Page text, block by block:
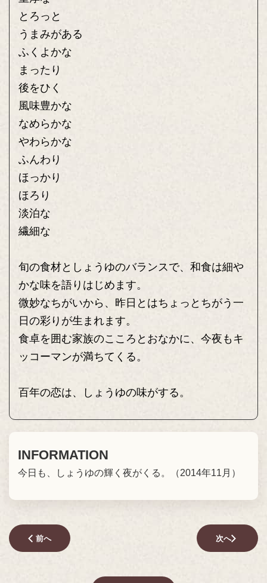
とろっと
うまみがある
ふくよかな
まったり
後をひく
風味豊かな
なめらかな
やわらかな
ふんわり
ほっかり
ほろり
淡泊な
繊細な
旬の食材としょうゆのバランスで、和食は細や
かな味を語りはじめます。
微妙なちがいから、昨日とはちょっとちがう一
日の彩りが生まれます。
食卓を囲む家族のこころとおなかに、今夜もキ
ッコーマンが満ちてくる。
百年の恋は、しょうゆの味がする。
INFORMATION
今日も、しょうゆの輝く夜がくる。（2014年11月）
前へ 次へ